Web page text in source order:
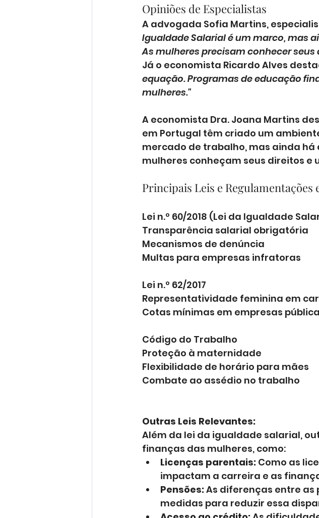
Opiniões de Especialistas
A advogada Sofia Martins,
Igualdade Salarial é um marco, mas
As mulheres precisam conhecer
Já o economista Ricardo Alves
equação. Programas de educação
mulheres."
A economista Dra. Joana Martins
em Portugal têm criado um
mercado de trabalho, mas ainda há
mulheres conheçam seus direitos e
Principais Leis e Regulamentações
Lei n.º 60/2018 (Lei da Igualdade
Transparência salarial obrigatória
Mecanismos de denúncia
Multas para empresas infratoras
Lei n.º 62/2017
Representatividade feminina em
Cotas mínimas em empresas
Código do Trabalho
Proteção à maternidade
Flexibilidade de horário para mães
Combate ao assédio no trabalho
Outras Leis Relevantes:
Além da lei da igualdade salarial,
finanças das mulheres, como:
Licenças parentais: Como as
impactam a carreira e as
Pensões: As diferenças entre as
medidas para reduzir essa